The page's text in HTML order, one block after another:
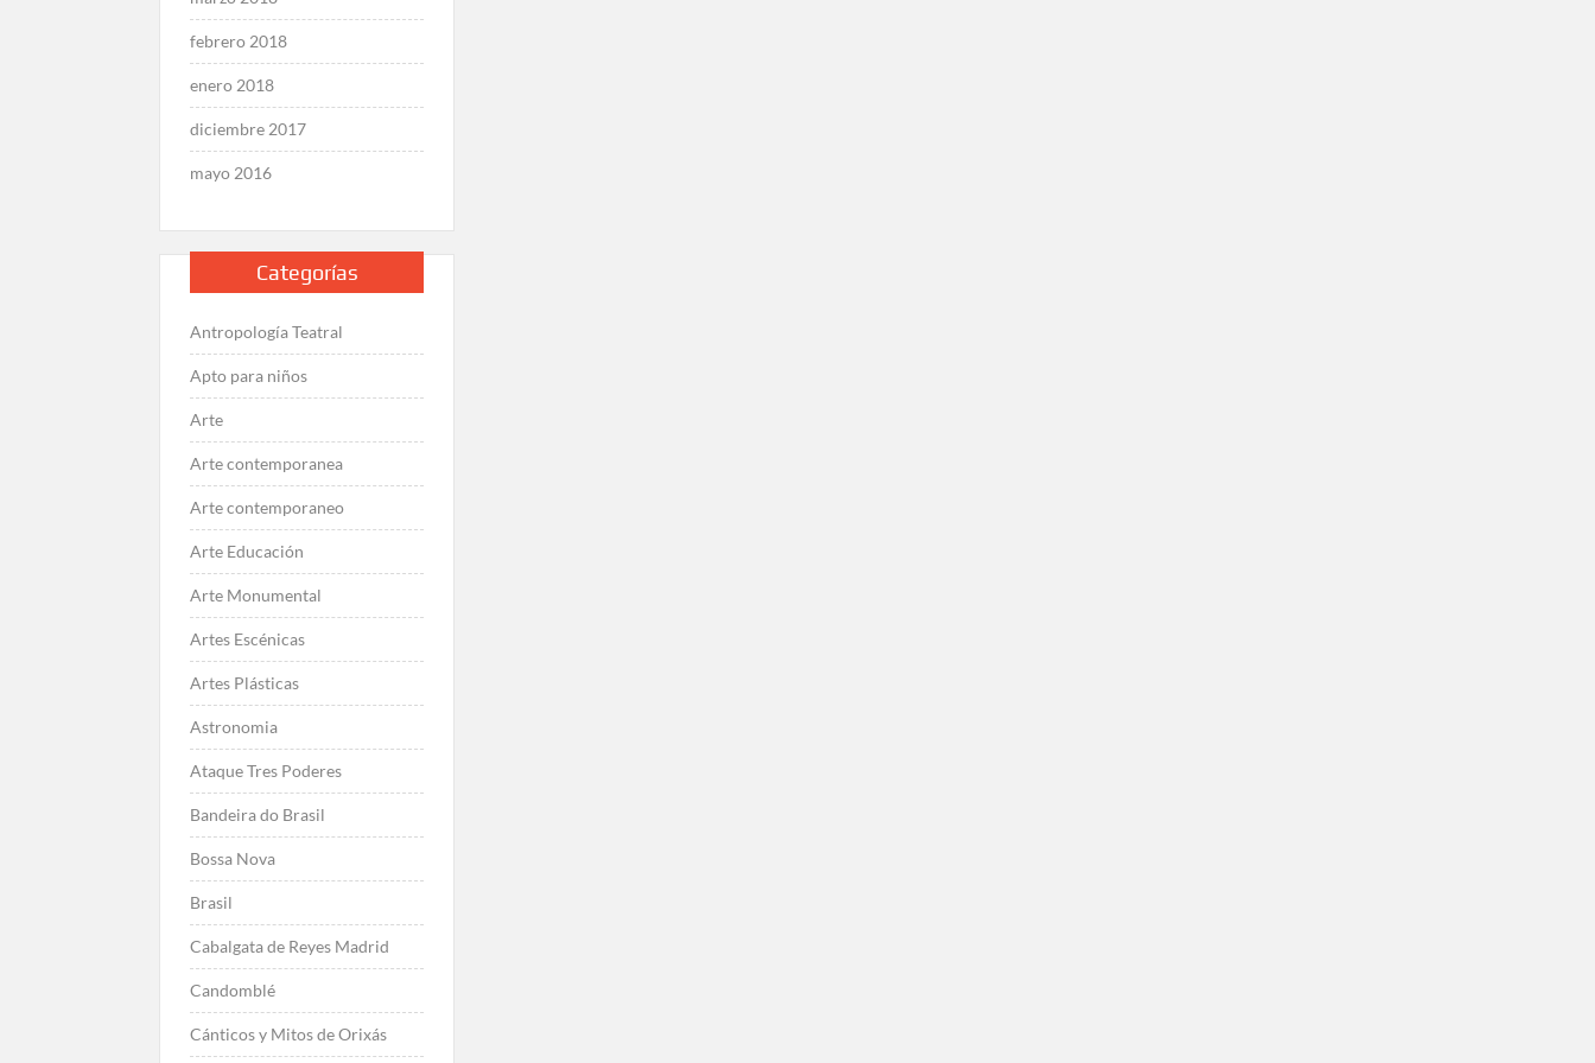
febrero 2018
enero 2018
diciembre 2017
mayo 2016
Categorías
Antropología Teatral
Apto para niños
Arte
Arte contemporanea
Arte contemporaneo
Arte Educación
Arte Monumental
Artes Escénicas
Artes Plásticas
Astronomia
Ataque Tres Poderes
Bandeira do Brasil
Bossa Nova
Brasil
Cabalgata de Reyes Madrid
Candomblé
Cánticos y Mitos de Orixás